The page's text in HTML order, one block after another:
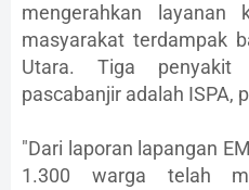
mengerahkan layanan
masyarakat terdampak
Utara. Tiga penyakit
pascabanjir adalah ISPA,
"Dari laporan lapangan
1.300 warga telah